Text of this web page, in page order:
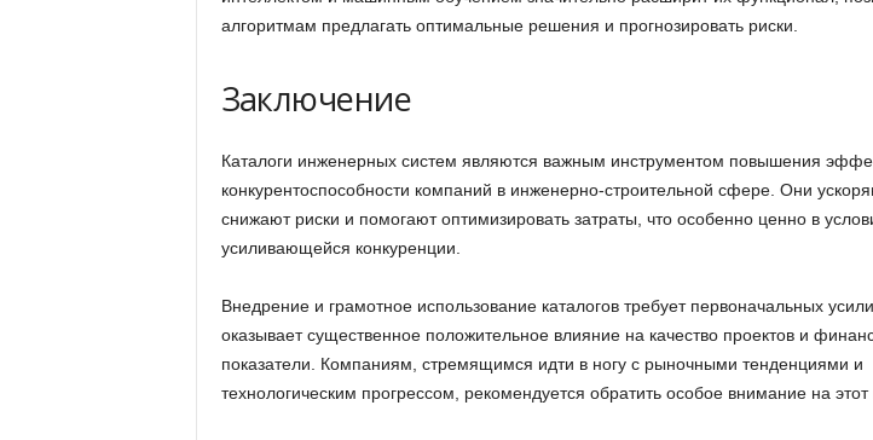
алгоритмам предлагать оптимальные решения и прогнозировать риски.
Заключение
Каталоги инженерных систем являются важным инструментом повышения
конкурентоспособности компаний в инженерно-строительной сфере. Они
снижают риски и помогают оптимизировать затраты, что особенно ценно в
усиливающейся конкуренции.
Внедрение и грамотное использование каталогов требует первоначальных
оказывает существенное положительное влияние на качество проектов и
показатели. Компаниям, стремящимся идти в ногу с рыночными тенденциями и
технологическим прогрессом, рекомендуется обратить особое внимание на этот